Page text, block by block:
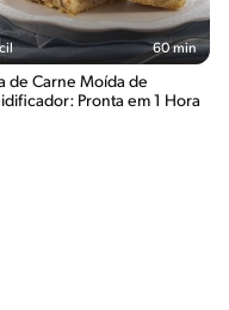
60 min
de Carne Moída de
Pronta em 1 Hora